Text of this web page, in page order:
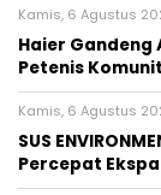
Kamis, 6 Agustus
Haier Gandeng
Petenis
Kamis, 6 Agustus
SUS
Percepat